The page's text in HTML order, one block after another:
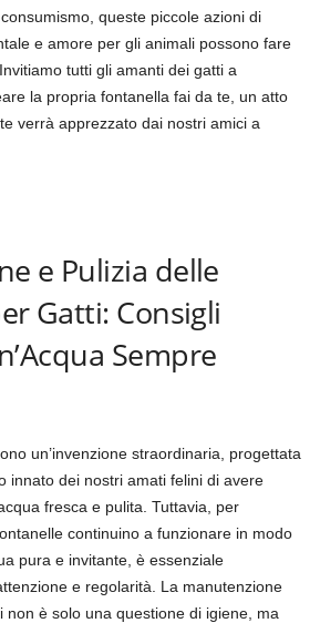
queste piccole azioni di
e amore per gli animali possono fare
tutti gli amanti dei gatti a
la propria fontanella fai da te, un atto
verrà apprezzato dai nostri amici a
e Pulizia delle
Gatti: Consigli
Sempre
un’invenzione straordinaria, progettata
innato dei nostri amati felini di avere
fresca e pulita. Tuttavia, per
continuino a funzionare in modo
pura e invitante, è essenziale
e regolarità. La manutenzione
non è solo una questione di igiene, ma